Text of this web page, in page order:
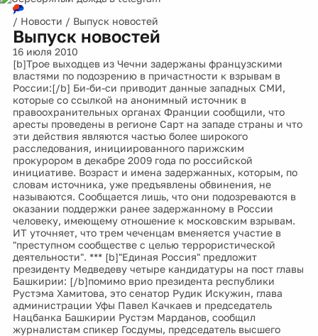
/ Новости / Выпуск новостей
Выпуск новостей
16 июля 2010
[b]Трое выходцев из Чечни задержаны французскими
властями по подозрению в причастности к взрывам в
России:[/b] Би-би-си приводит данные западных СМИ,
которые со ссылкой на анонимный источник в
правоохранительных органах Франции сообщили, что
аресты проведены в регионе Сарт на западе страны и что
эти действия являются частью более широкого
расследования, инициированного парижским
прокурором в декабре 2009 года по российской
инициативе. Возраст и имена задержанных, которым, по
словам источника, уже предъявлены обвинения, не
называются. Сообщается лишь, что они подозреваются в
оказании поддержки ранее задержанному в России
человеку, имеющему отношение к московским взрывам.
ИТ уточняет, что трем чеченцам вменяется участие в
"преступном сообществе с целью террористической
деятельности". *** [b]"Единая Россия" предложит
президенту Медведеву четыре кандидатуры на пост главы
Башкирии: [/b]помимо врио президента республики
Рустэма Хамитова, это сенатор Рудик Искужин, глава
администрации Уфы Павел Качкаев и председатель
Нацбанка Башкирии Рустэм Марданов, сообщил
журналистам спикер Госдумы, председатель высшего